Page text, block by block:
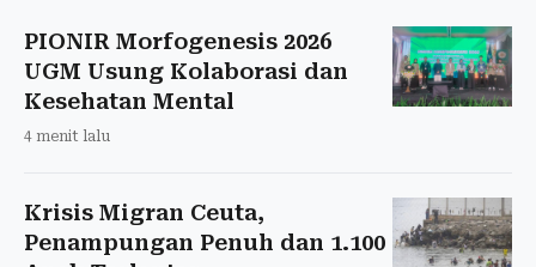
PIONIR Morfogenesis 2026
UGM Usung Kolaborasi dan
Kesehatan Mental
4 menit lalu
Krisis Migran Ceuta,
Penampungan Penuh dan 1.100